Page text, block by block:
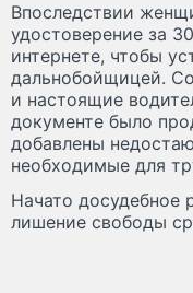
Впоследствии
удостоверение за
интернете, чтобы
дальнобойщицей.
и настоящие
документе было
добавлены
необходимые для
Начато досудебное
лишение свободы